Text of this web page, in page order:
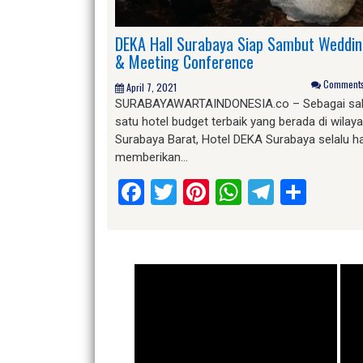
DEKA Hall Surabaya Siap Sambut
& Meeting Conference
April 7, 2021
SURABAYAWARTAINDONESIA.co – Sebagai
satu hotel budget terbaik yang berada di
Surabaya Barat, Hotel DEKA Surabaya selalu
memberikan…
Facebook
Twitter
Pinterest
WhatsApp
Telegram